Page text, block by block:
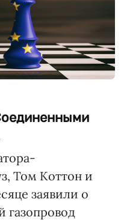
Том Коттон и
заявили о
газопровод